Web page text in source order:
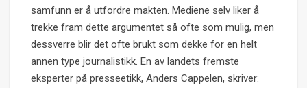
samfunn er å utfordre makten. Mediene selv liker å
trekke fram dette argumentet så ofte som mulig, men
dessverre blir det ofte brukt som dekke for en helt
annen type journalistikk. En av landets fremste
eksperter på presseetikk, Anders Cappelen, skriver: